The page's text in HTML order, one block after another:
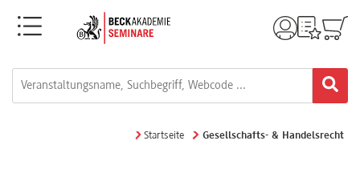
Menü
Startseite Gesellschafts- & Handelsrecht